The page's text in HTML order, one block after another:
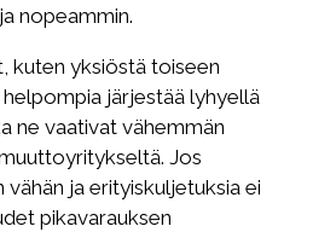
nopeammin.
kuten yksiöstä toiseen
järjestää lyhyellä
ne vaativat vähemmän
Jos
ja erityiskuljetuksia ei
pikavarauksen